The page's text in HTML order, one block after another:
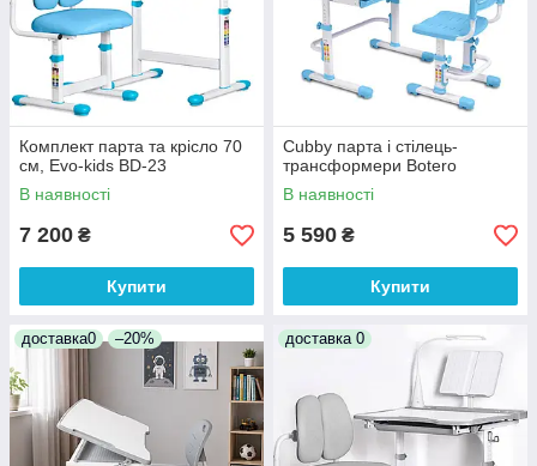
Комплект парта та крісло 70
см, Evo-kids BD-23
В наявності
7 200 ₴
Купити
Cubby парта і стілець-
трансформери Botero
В наявності
5 590 ₴
Купити
доставка0 –20% доставка 0